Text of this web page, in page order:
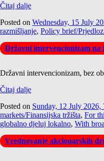
Čitaj dalje
Posted on Wednesday, 15 July
razmišljanje, Policy brief/
Državni intervencionizam
Državni intervencionizam, bez
Čitaj dalje
Posted on Sunday, 12 July 2026,
markets/Finansijska tržišta, For
globalno djeluj lokalno, With
Vrednovanje akcionarskih